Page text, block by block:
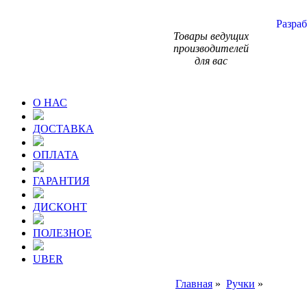
Товары ведущих
производителей
для вас
О НАС
ДОСТАВКА
ОПЛАТА
ГАРАНТИЯ
ДИСКОНТ
ПОЛЕЗНОЕ
UBER
Главная » Ручки »